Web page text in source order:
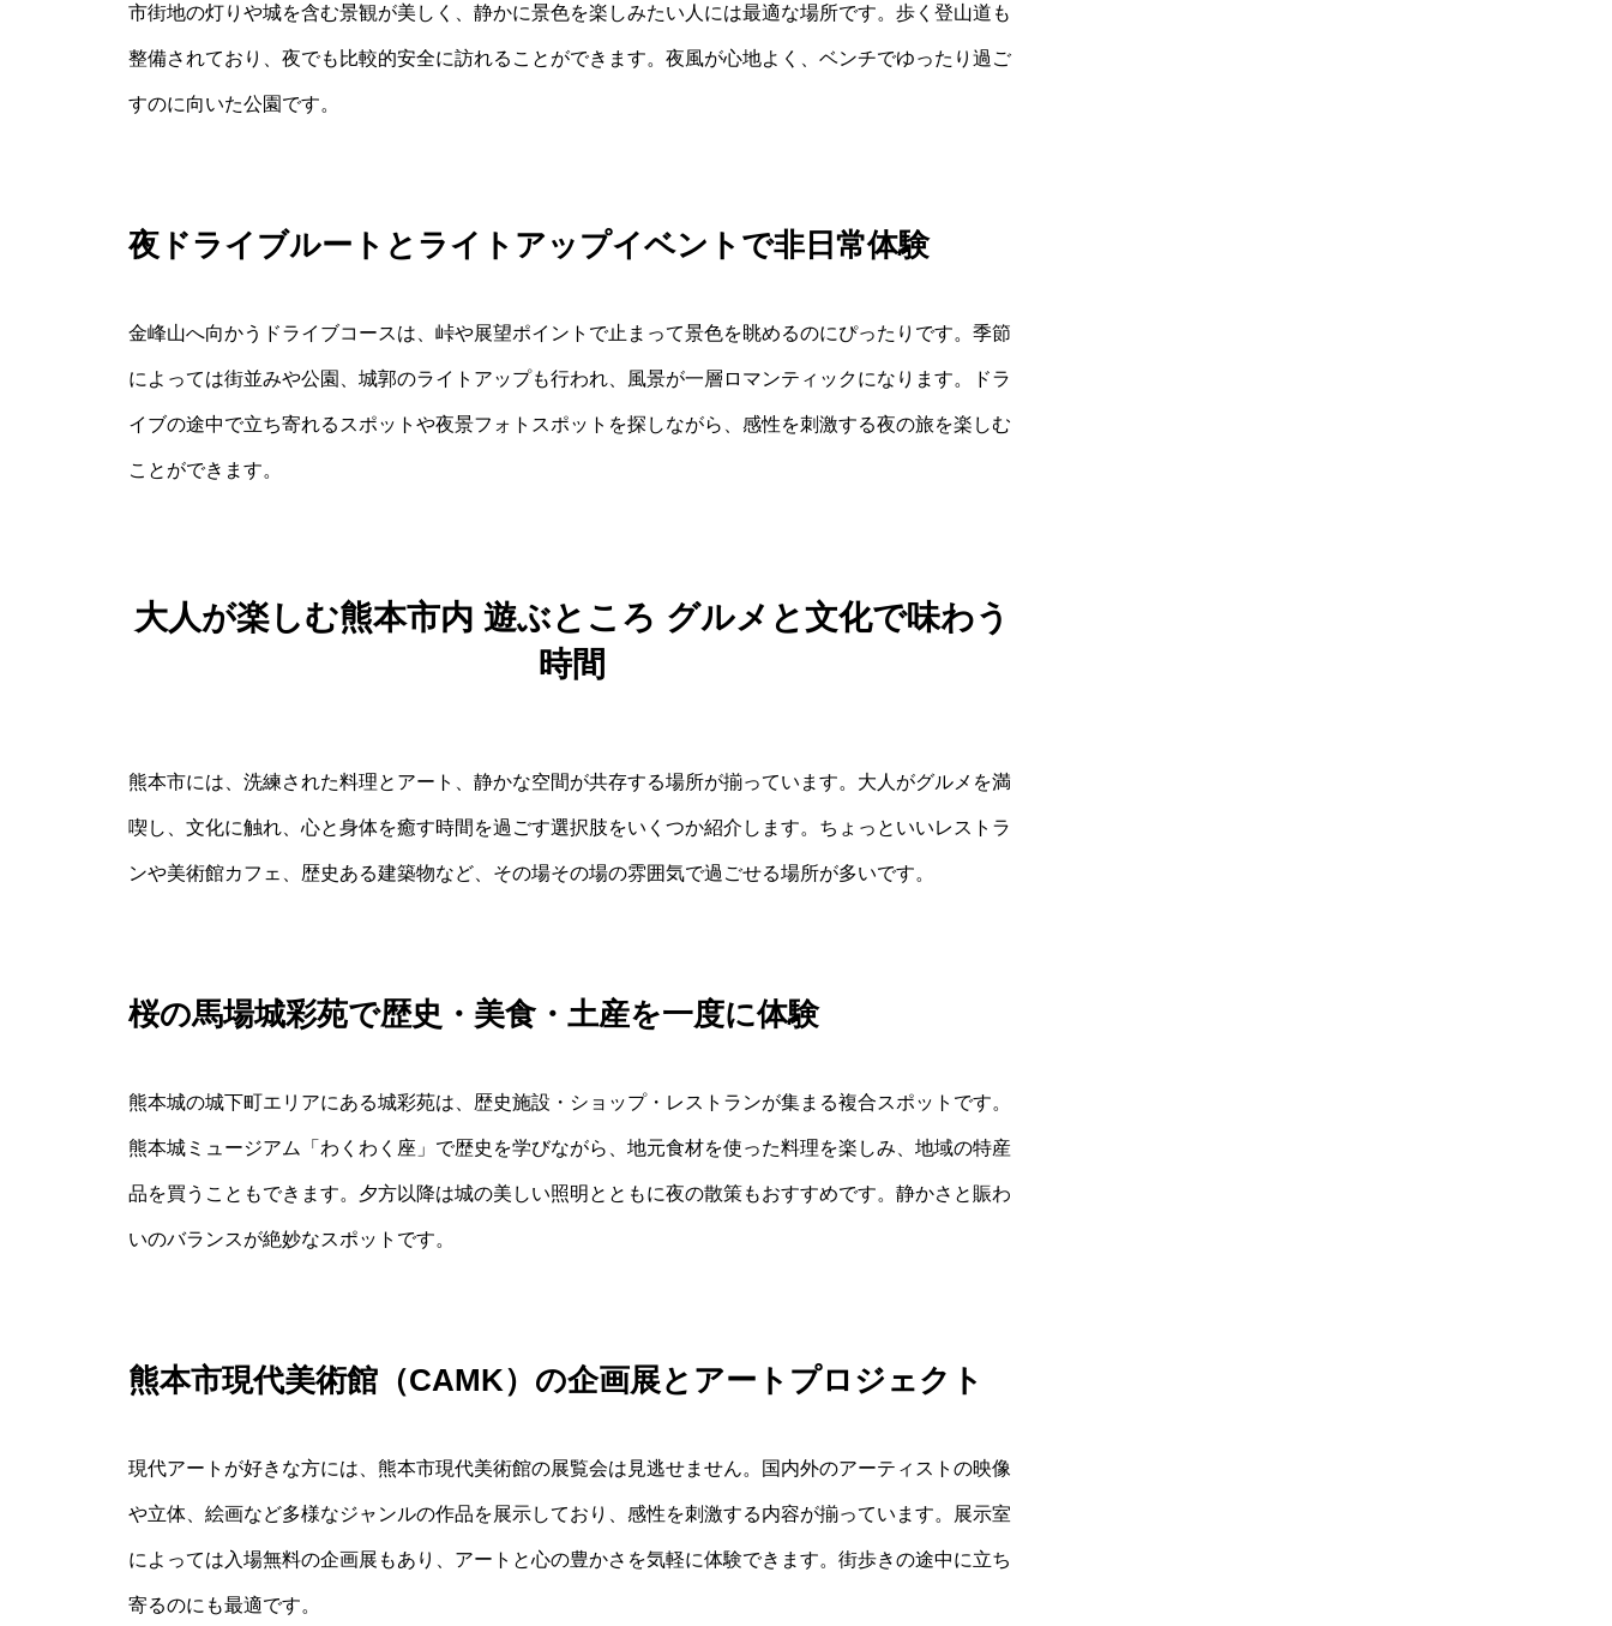
市街地の灯りや城を含む景観が美しく、静かに景色を楽しみたい人には最適な場所です。歩く登山道も
整備されており、夜でも比較的安全に訪れることができます。夜風が心地よく、ベンチでゆったり過ご
すのに向いた公園です。
夜ドライブルートとライトアップイベントで非日常体験
金峰山へ向かうドライブコースは、峠や展望ポイントで止まって景色を眺めるのにぴったりです。季節
によっては街並みや公園、城郭のライトアップも行われ、風景が一層ロマンティックになります。ドラ
イブの途中で立ち寄れるスポットや夜景フォトスポットを探しながら、感性を刺激する夜の旅を楽しむ
ことができます。
大人が楽しむ熊本市内 遊ぶところ グルメと文化で味わう
時間
熊本市には、洗練された料理とアート、静かな空間が共存する場所が揃っています。大人がグルメを満
喫し、文化に触れ、心と身体を癒す時間を過ごす選択肢をいくつか紹介します。ちょっといいレストラ
ンや美術館カフェ、歴史ある建築物など、その場その場の雰囲気で過ごせる場所が多いです。
桜の馬場城彩苑で歴史・美食・土産を一度に体験
熊本城の城下町エリアにある城彩苑は、歴史施設・ショップ・レストランが集まる複合スポットです。
熊本城ミュージアム「わくわく座」で歴史を学びながら、地元食材を使った料理を楽しみ、地域の特産
品を買うこともできます。夕方以降は城の美しい照明とともに夜の散策もおすすめです。静かさと賑わ
いのバランスが絶妙なスポットです。
熊本市現代美術館（CAMK）の企画展とアートプロジェクト
現代アートが好きな方には、熊本市現代美術館の展覧会は見逃せません。国内外のアーティストの映像
や立体、絵画など多様なジャンルの作品を展示しており、感性を刺激する内容が揃っています。展示室
によっては入場無料の企画展もあり、アートと心の豊かさを気軽に体験できます。街歩きの途中に立ち
寄るのにも最適です。